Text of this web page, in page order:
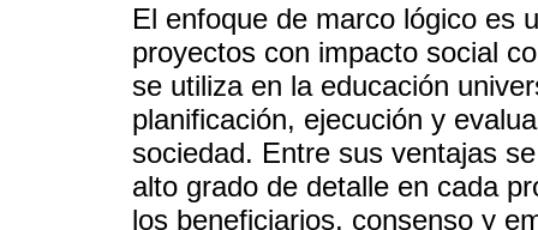
El enfoque de marco lógico es
proyectos con impacto social
se utiliza en la educación
planificación, ejecución y
sociedad. Entre sus ventajas
alto grado de detalle en cada
los beneficiarios, consenso y